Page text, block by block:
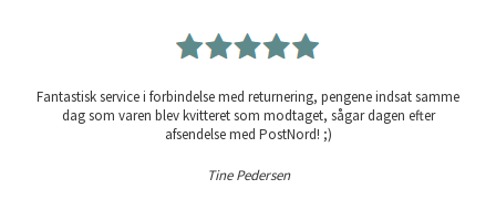
Fantastisk service i forbindelse med returnering, pengene indsat samme
dag som varen blev kvitteret som modtaget, sågar dagen efter
afsendelse med PostNord! ;)
Tine Pedersen